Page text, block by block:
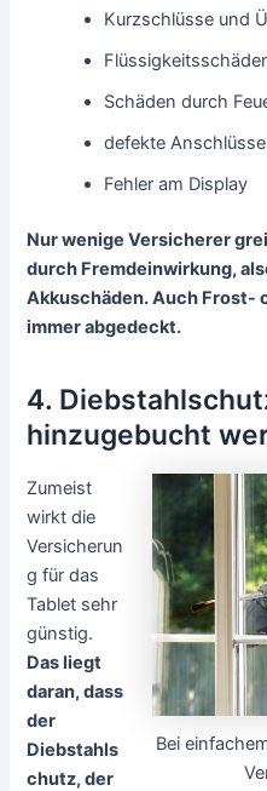
Kurzschlüsse und
Schäden durch
defekte Anschlüsse
Fehler am Display
Nur wenige Versicherer
durch Fremdeinwirkung,
Akkuschäden. Auch Frost-
immer abgedeckt.
4.
hinzugebucht
Bei
Zumeist
wirkt die
Versicherun
g für das
Tablet sehr
günstig.
Das liegt
daran, dass
der
Diebstahls
chutz, der